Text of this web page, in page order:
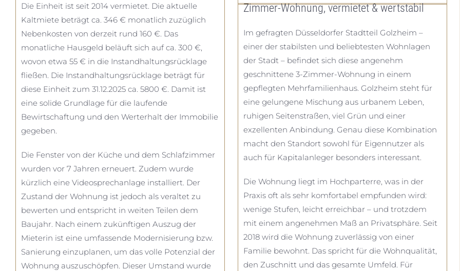
Die Einheit ist seit 2014 vermietet. Die aktuelle
Kaltmiete beträgt ca. 346 € monatlich zuzüglich
Nebenkosten von derzeit rund 160 €. Das
monatliche Hausgeld beläuft sich auf ca. 300 €,
wovon etwa 55 € in die Instandhaltungsrücklage
fließen. Die Instandhaltungsrücklage beträgt für
diese Einheit zum 31.12.2025 ca. 5800 €. Damit ist
eine solide Grundlage für die laufende
Bewirtschaftung und den Werterhalt der Immobilie
gegeben.
Die Fenster von der Küche und dem Schlafzimmer
wurden vor 7 Jahren erneuert. Zudem wurde
kürzlich eine Videosprechanlage installiert. Der
Zustand der Wohnung ist jedoch als veraltet zu
bewerten und entspricht in weiten Teilen dem
Baujahr. Nach einem zukünftigen Auszug der
Mieterin ist eine umfassende Modernisierung bzw.
Sanierung einzuplanen, um das volle Potenzial der
Wohnung auszuschöpfen. Dieser Umstand wurde
Zimmer-Wohnung, vermietet & wertstabil
Im gefragten Düsseldorfer Stadtteil Golzheim –
einer der stabilsten und beliebtesten Wohnlagen
der Stadt – befindet sich diese angenehm
geschnittene 3-Zimmer-Wohnung in einem
gepflegten Mehrfamilienhaus. Golzheim steht für
eine gelungene Mischung aus urbanem Leben,
ruhigen Seitenstraßen, viel Grün und einer
exzellenten Anbindung. Genau diese Kombination
macht den Standort sowohl für Eigennutzer als
auch für Kapitalanleger besonders interessant.
Die Wohnung liegt im Hochparterre, was in der
Praxis oft als sehr komfortabel empfunden wird:
wenige Stufen, leicht erreichbar – und trotzdem
mit einem angenehmen Maß an Privatsphäre. Seit
2018 wird die Wohnung zuverlässig von einer
Familie bewohnt. Das spricht für die Wohnqualität,
den Zuschnitt und das gesamte Umfeld. Für